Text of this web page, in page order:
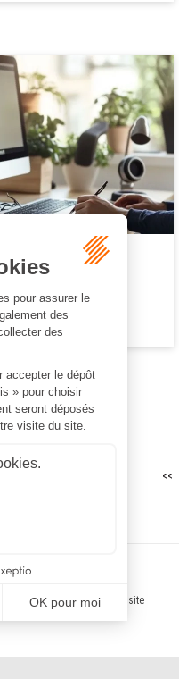
<<
Politique de cookiesPlan du site